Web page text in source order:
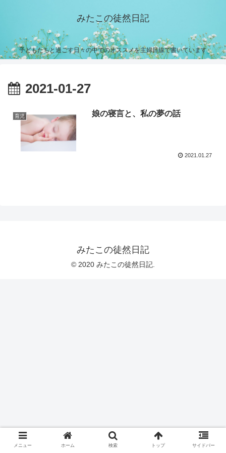
みたこの徒然日記
子どもたちと過ごす日々の中でのオススメを主婦目線で書いています
2021-01-27
育児 娘の寝言と、私の夢の話
2021.01.27
みたこの徒然日記
© 2020 みたこの徒然日記.
メニュー ホーム 検索 トップ サイドバー